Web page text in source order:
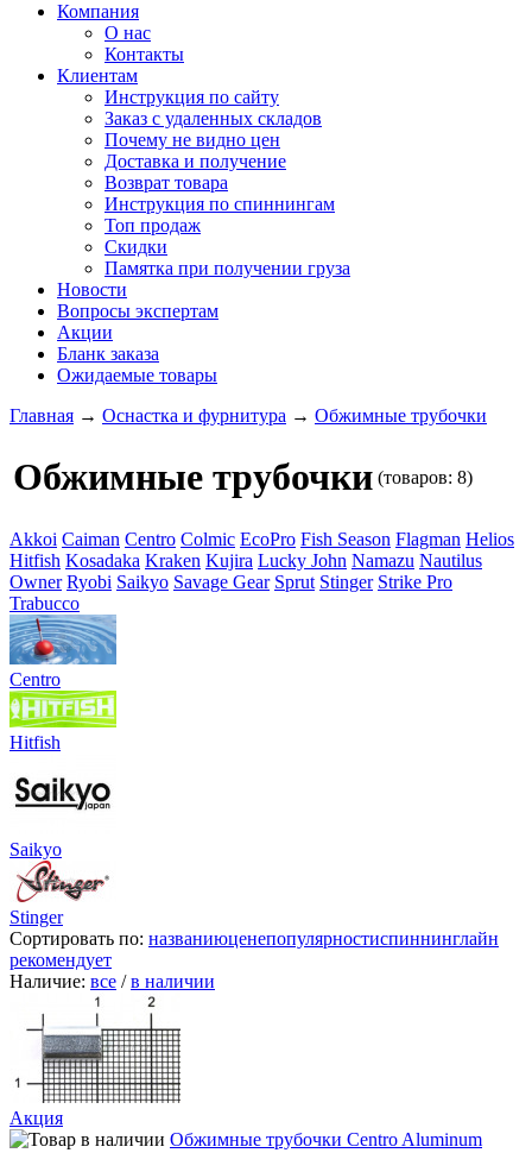
Компания
О нас
Контакты
Клиентам
Инструкция по сайту
Заказ с удаленных складов
Почему не видно цен
Доставка и получение
Возврат товара
Инструкция по спиннингам
Топ продаж
Скидки
Памятка при получении груза
Новости
Вопросы экспертам
Акции
Бланк заказа
Ожидаемые товары
Главная → Оснастка и фурнитура → Обжимные трубочки
Обжимные трубочки (товаров: 8)
Akkoi Caiman Centro Colmic EcoPro Fish Season Flagman Helios
Hitfish Kosadaka Kraken Kujira Lucky John Namazu Nautilus
Owner Ryobi Saikyo Savage Gear Sprut Stinger Strike Pro
Trabucco
Centro
Hitfish
Saikyo
Stinger
Сортировать по: названиюценепопулярностиспиннинглайн
рекомендует
Наличие: все /в наличии
Акция
Обжимные трубочки Centro Aluminum